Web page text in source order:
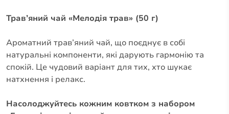
Трав’яний чай «Мелодія трав» (50 г)
Ароматний трав’яний чай, що поєднує в собі
натуральні компоненти, які дарують гармонію та
спокій. Це чудовий варіант для тих, хто шукає
натхнення і релакс.
Насолоджуйтесь кожним ковтком з набором